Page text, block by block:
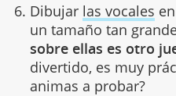
Dibujar las vocales
un tamaño tan
sobre ellas es otro
divertido, es muy
animas a probar?